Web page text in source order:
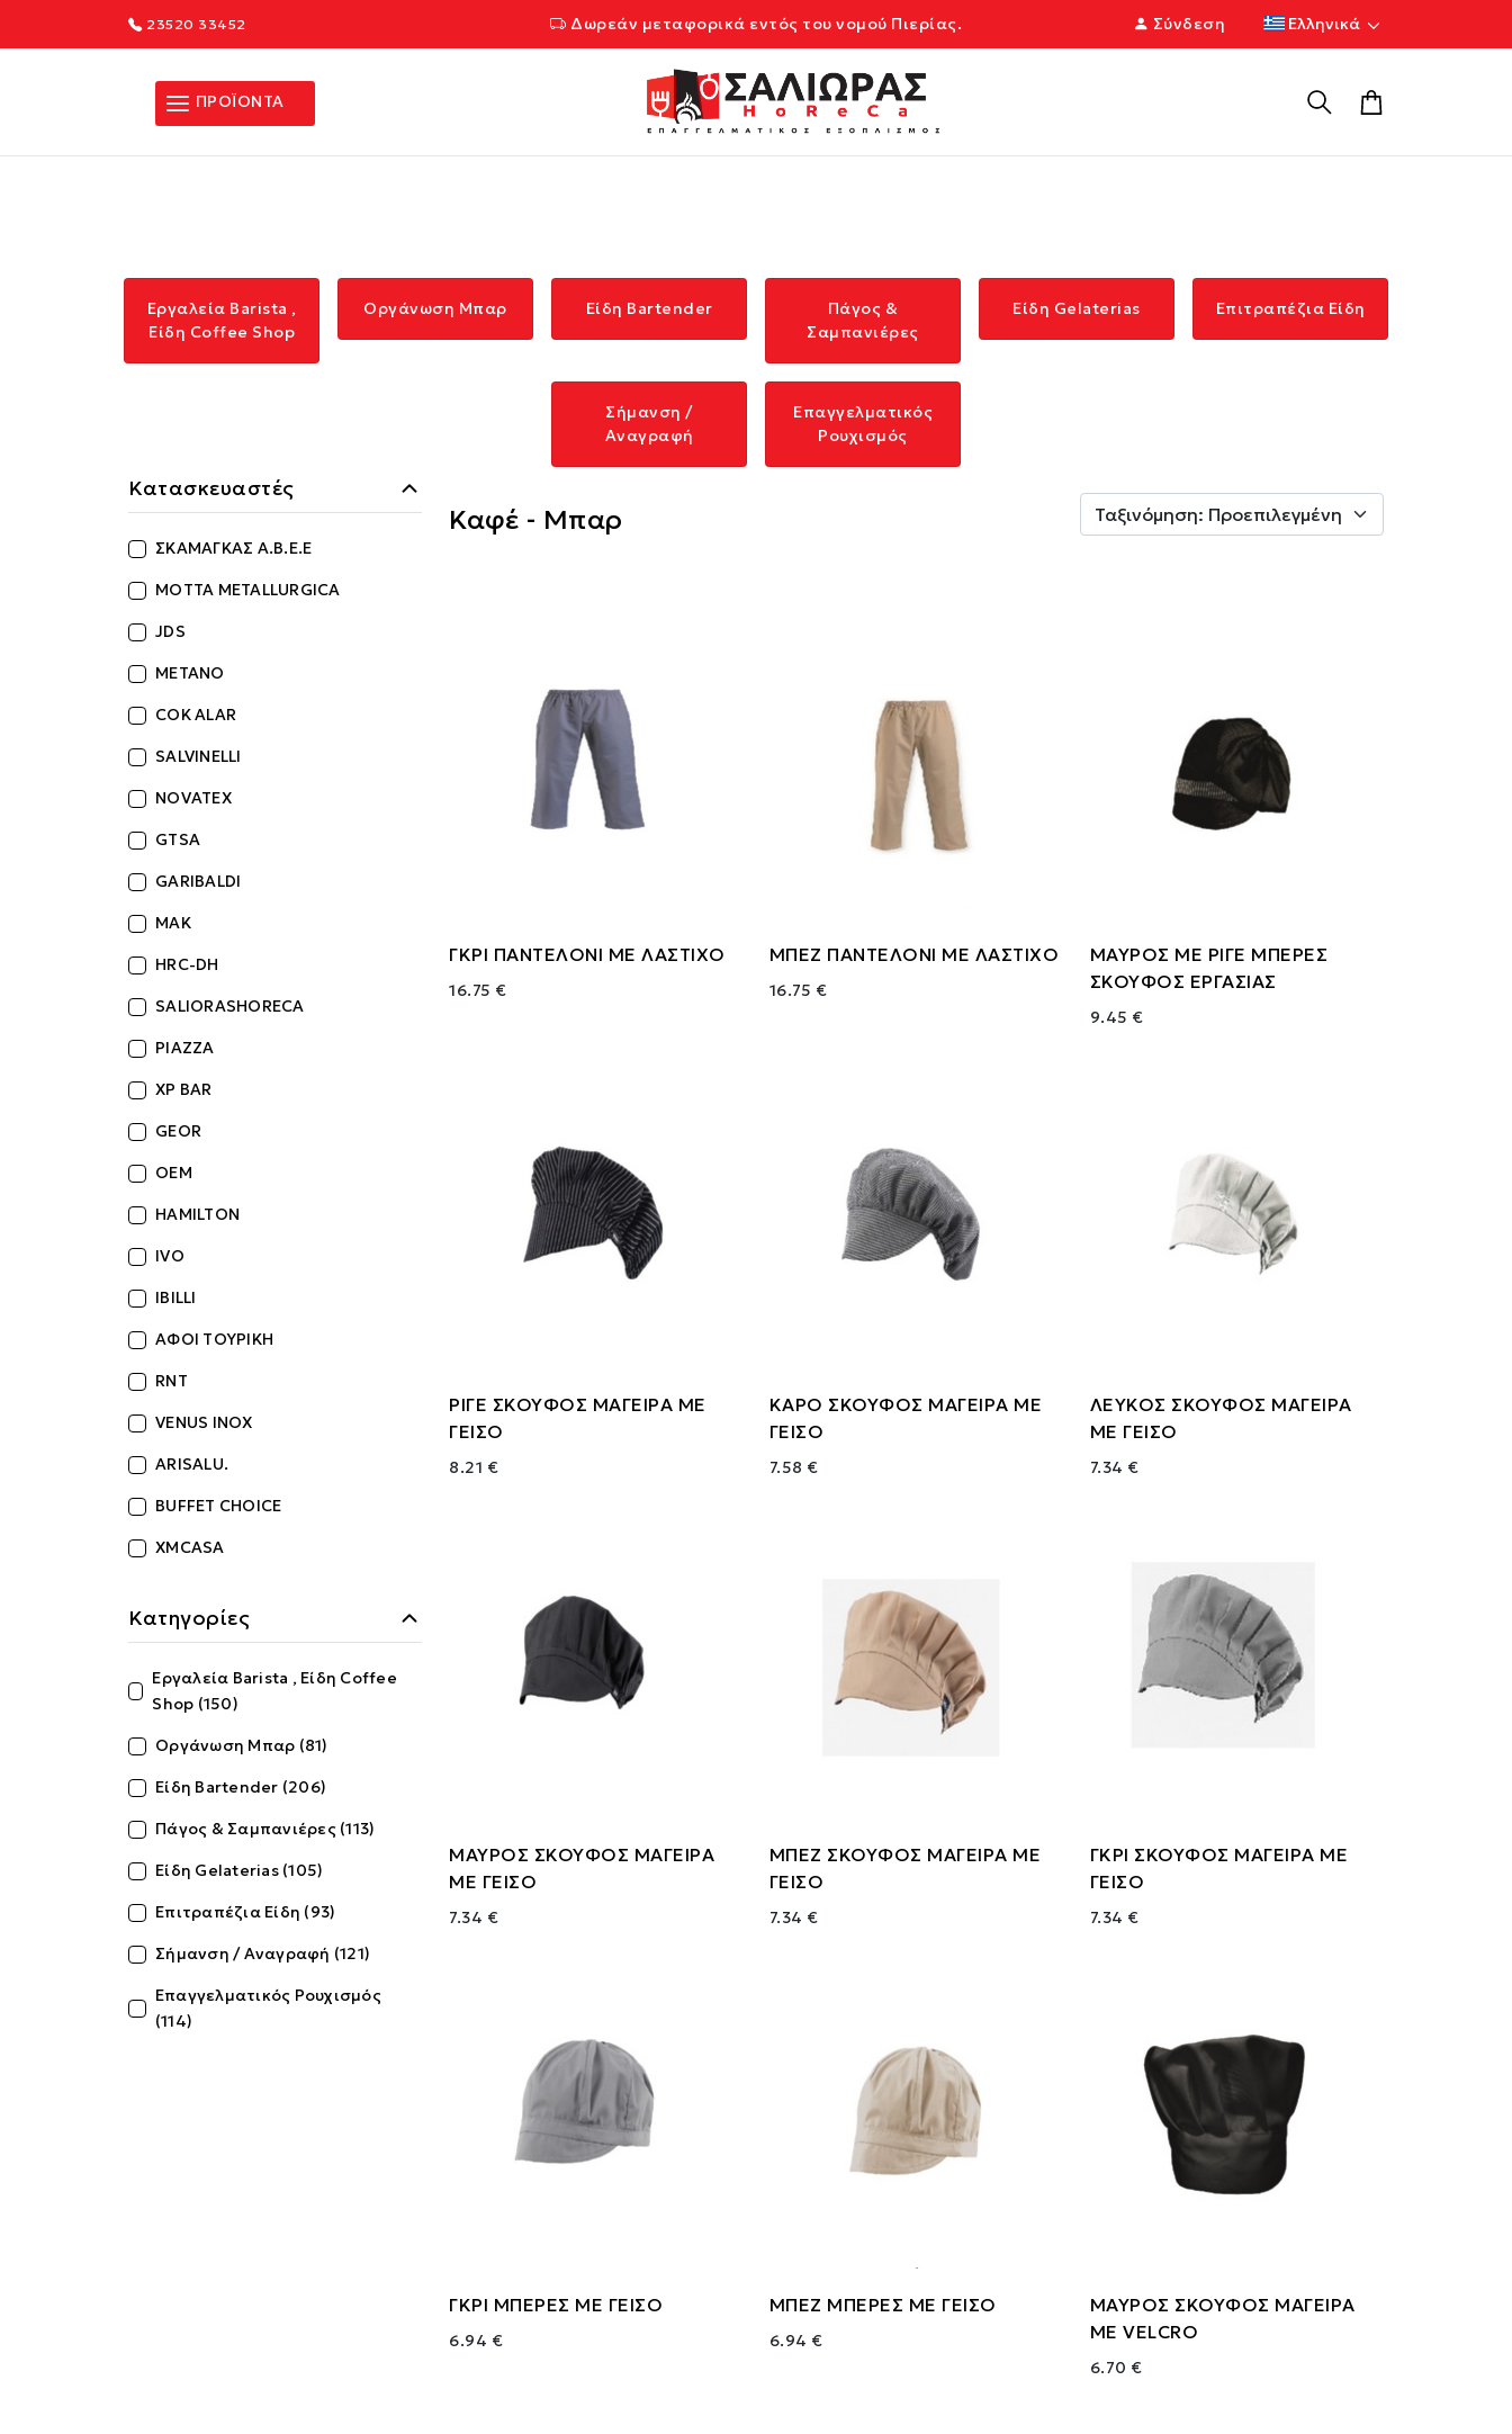
23520 33452 Δωρεάν μεταφορικά εντός του νομού Πιερίας. Σύνδεση Ελληνικά
ΠΡΟΪΟΝΤΑ
Εργαλεία Barista ,
Είδη Coffee Shop
Οργάνωση Μπαρ Είδη Bartender
Πάγος &
Σαμπανιέρες
Είδη Gelaterias Επιτραπέζια Είδη
Σήμανση /
Αναγραφή
Επαγγελματικός
Ρουχισμός
Καφέ - Μπαρ
ΓΚΡΙ ΠΑΝΤΕΛΟΝΙ ΜΕ ΛΑΣΤΙΧΟ
16.75 €
ΜΠΕΖ ΠΑΝΤΕΛΟΝΙ ΜΕ ΛΑΣΤΙΧΟ
16.75 €
ΜΑΥΡΟΣ ΜΕ ΡΙΓΕ ΜΠΕΡΕΣ
ΣΚΟΥΦΟΣ ΕΡΓΑΣΙΑΣ
9.45 €
ΡΙΓΕ ΣΚΟΥΦΟΣ ΜΑΓΕΙΡΑ ΜΕ
ΓΕΙΣΟ
8.21 €
ΚΑΡΟ ΣΚΟΥΦΟΣ ΜΑΓΕΙΡΑ ΜΕ
ΓΕΙΣΟ
7.58 €
ΛΕΥΚΟΣ ΣΚΟΥΦΟΣ ΜΑΓΕΙΡΑ
ΜΕ ΓΕΙΣΟ
7.34 €
ΜΑΥΡΟΣ ΣΚΟΥΦΟΣ ΜΑΓΕΙΡΑ
ΜΕ ΓΕΙΣΟ
7.34 €
ΜΠΕΖ ΣΚΟΥΦΟΣ ΜΑΓΕΙΡΑ ΜΕ
ΓΕΙΣΟ
7.34 €
ΓΚΡΙ ΣΚΟΥΦΟΣ ΜΑΓΕΙΡΑ ΜΕ
ΓΕΙΣΟ
7.34 €
ΓΚΡΙ ΜΠΕΡΕΣ ΜΕ ΓΕΙΣΟ
6.94 €
ΜΠΕΖ ΜΠΕΡΕΣ ΜΕ ΓΕΙΣΟ
6.94 €
ΜΑΥΡΟΣ ΣΚΟΥΦΟΣ ΜΑΓΕΙΡΑ
ΜΕ VELCRO
6.70 €
Κατασκευαστές
ΣΚΑΜΑΓΚΑΣ Α.Β.Ε.Ε
MOTTA METALLURGICA
JDS
ΜΕΤΑΝΟ
COK ALAR
SALVINELLI
NOVATEX
GTSA
GARIBALDI
MAK
HRC-DH
SALIORASHORECA
PIAZZA
XP BAR
GEOR
OEM
HAMILTON
IVO
IBILLI
ΑΦΟΙ ΤΟΥΡΙΚΗ
RNT
VENUS INOX
ARISALU.
BUFFET CHOICE
XMCASA
Κατηγορίες
Εργαλεία Barista , Είδη Coffee
Shop (150)
Οργάνωση Μπαρ (81)
Είδη Bartender (206)
Πάγος & Σαμπανιέρες (113)
Είδη Gelaterias (105)
Επιτραπέζια Είδη (93)
Σήμανση / Αναγραφή (121)
Επαγγελματικός Ρουχισμός
(114)